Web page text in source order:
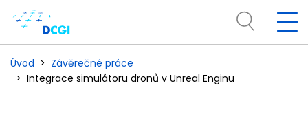
Úvod
Závěrečné práce
Integrace simulátoru dronů v Unreal Enginu